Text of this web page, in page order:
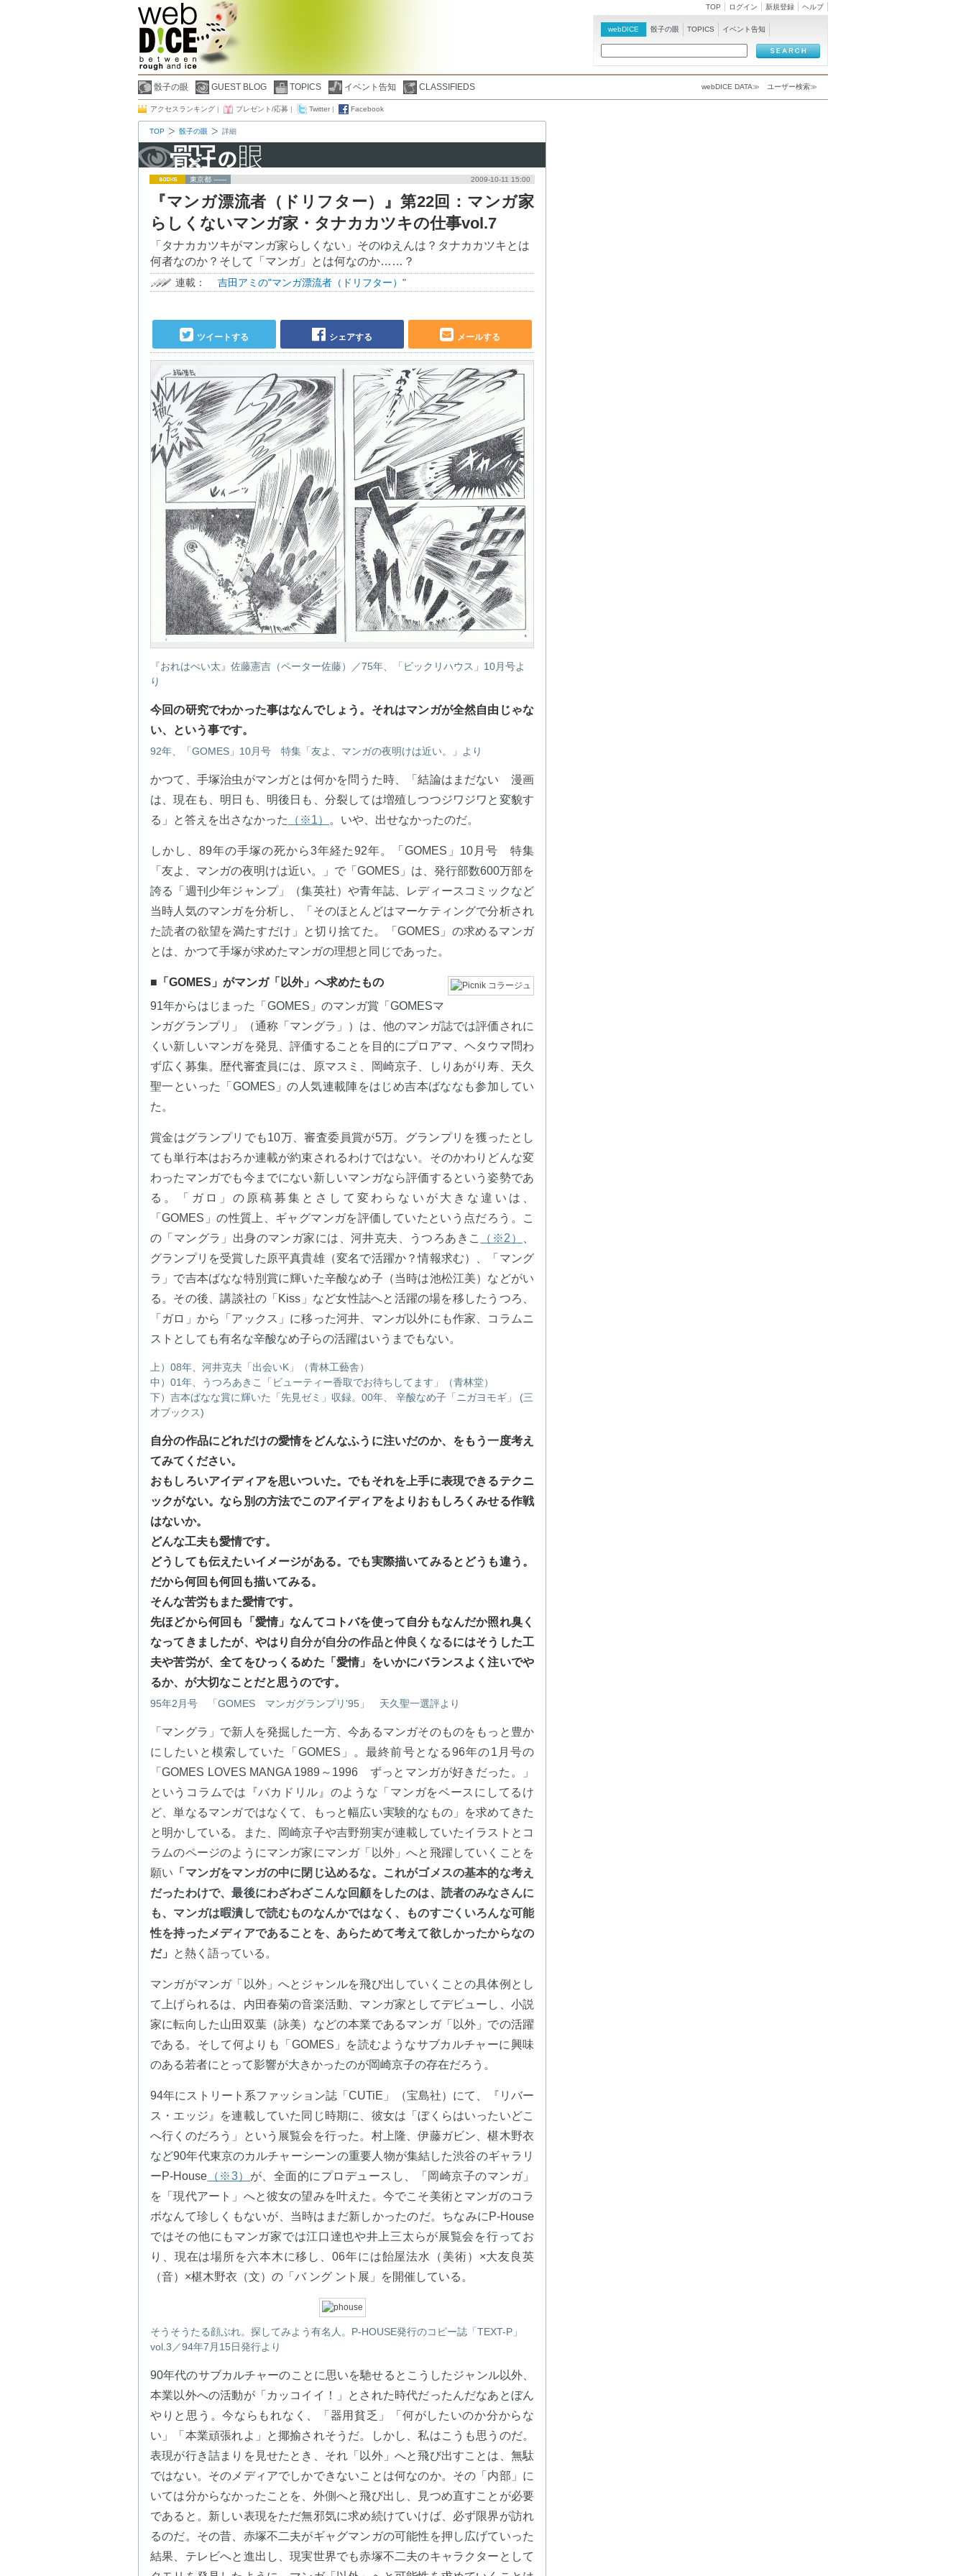
TOP ログイン 新規登録 ヘルプ
webDICE 骰子の眼 TOPICS イベント告知
骰子の眼 GUEST BLOG TOPICS イベント告知 CLASSIFIEDS ユーザー検索≫
webDICE DATA≫
アクセスランキング | プレゼント/応募 | Twitter | Facebook
TOP 骰子の眼 詳細
東京都 ------ 2009-10-11 15:00
『マンガ漂流者（ドリフター）』第22回：マンガ家
らしくないマンガ家・タナカカツキの仕事vol.7
「タナカカツキがマンガ家らしくない」そのゆえんは？タナカカツキとは
何者なのか？そして「マンガ」とは何なのか……？
連載： 吉田アミの"マンガ漂流者（ドリフター）"
ツイートする シェアする メールする
『おれはぺい太』佐藤憲吉（ペーター佐藤）／75年、「ビックリハウス」10月号よ
り
今回の研究でわかった事はなんでしょう。それはマンガが全然自由じゃな
い、という事です。
92年、「GOMES」10月号 特集「友よ、マンガの夜明けは近い。」より
かつて、手塚治虫がマンガとは何かを問うた時、「結論はまだない 漫画
は、現在も、明日も、明後日も、分裂しては増殖しつつジワジワと変貌す
る」と答えを出さなかった
（※1） 。いや、出せなかったのだ。
しかし、89年の手塚の死から3年経た92年。「GOMES」10月号 特集
「友よ、マンガの夜明けは近い。」で「GOMES」は、発行部数600万部を
誇る「週刊少年ジャンプ」（集英社）や青年誌、レディースコミックなど
当時人気のマンガを分析し、「そのほとんどはマーケティングで分析され
た読者の欲望を満たすだけ」と切り捨てた。「GOMES」の求めるマンガ
とは、かつて手塚が求めたマンガの理想と同じであった。
■「GOMES」がマンガ「以外」へ求めたもの
91年からはじまった「GOMES」のマンガ賞「GOMESマ
ンガグランプリ」（通称「マングラ」）は、他のマンガ誌では評価されに
くい新しいマンガを発見、評価することを目的にプロアマ、ヘタウマ問わ
ず広く募集。歴代審査員には、原マスミ、岡崎京子、しりあがり寿、天久
聖一といった「GOMES」の人気連載陣をはじめ吉本ばななも参加してい
た。
賞金はグランプリでも10万、審査委員賞が5万。グランプリを獲ったとし
ても単行本はおろか連載が約束されるわけではない。そのかわりどんな変
わったマンガでも今までにない新しいマンガなら評価するという姿勢であ
る。「ガロ」の原稿募集とさして変わらないが大きな違いは、
「GOMES」の性質上、ギャグマンガを評価していたという点だろう。こ
の「マングラ」出身のマンガ家には、河井克夫、うつろあきこ
（※2）
グランプリを受賞した原平真貴雄（変名で活躍か？情報求む）、「マング
ラ」で吉本ばなな特別賞に輝いた辛酸なめ子（当時は池松江美）などがい
る。その後、講談社の「Kiss」など女性誌へと活躍の場を移したうつろ、
「ガロ」から「アックス」に移った河井、マンガ以外にも作家、コラムニ
ストとしても有名な辛酸なめ子らの活躍はいうまでもない。
上）08年、河井克夫「出会いK」（青林工藝舎）
中）01年、うつろあきこ「ビューティー香取でお待ちしてます」（青林堂）
下）吉本ばなな賞に輝いた「先見ゼミ」収録。00年、 辛酸なめ子「ニガヨモギ」 (三
才ブックス)
自分の作品にどれだけの愛情をどんなふうに注いだのか、をもう一度考え
てみてください。
おもしろいアイディアを思いついた。でもそれを上手に表現できるテクニ
ックがない。なら別の方法でこのアイディアをよりおもしろくみせる作戦
はないか。
どんな工夫も愛情です。
どうしても伝えたいイメージがある。でも実際描いてみるとどうも違う。
だから何回も何回も描いてみる。
そんな苦労もまた愛情です。
先ほどから何回も「愛情」なんてコトバを使って自分もなんだか照れ臭く
なってきましたが、やはり 自分が自分の作品と仲良くなるにはそうした工
夫や苦労が、全てをひっくるめた「愛情」をいかにバランスよく注いでや
るか、が大切なことだと思うのです。
95年2月号 「GOMES マンガグランプリ'95」 天久聖一選評より
「マングラ」で新人を発掘した一方、今あるマンガそのものをもっと豊か
にしたいと模索していた「GOMES」。最終前号となる96年の1月号の
「GOMES LOVES MANGA 1989～1996 ずっとマンガが好きだった。」
というコラムでは『バカドリル』のような「マンガをベースにしてるけ
ど、単なるマンガではなくて、もっと幅広い実験的なもの」を求めてきた
と明かしている。また、岡崎京子や吉野朔実が連載していたイラストとコ
ラムのページのようにマンガ家にマンガ「以外」へと飛躍していくことを
願い 「マンガをマンガの中に閉じ込めるな。これがゴメスの基本的な考え
だったわけで、最後にわざわざこんな回顧をしたのは、読者のみなさんに
も、マンガは暇潰しで読むものなんかではなく、ものすごくいろんな可能
性を持ったメディアであることを、あらためて考えて欲しかったからなの
だ」
と熱く語っている。
マンガがマンガ「以外」へとジャンルを飛び出していくことの具体例とし
て上げられるは、内田春菊の音楽活動、マンガ家としてデビューし、小説
家に転向した山田双葉（詠美）などの本業であるマンガ「以外」での活躍
である。そして何よりも「GOMES」を読むようなサブカルチャーに興味
のある若者にとって影響が大きかったのが岡崎京子の存在だろう。
94年にストリート系ファッション誌「CUTiE」（宝島社）にて、『リバー
ス・エッジ』を連載していた同じ時期に、彼女は「ぼくらはいったいどこ
へ行くのだろう」という展覧会を行った。村上隆、伊藤ガビン、椹木野衣
など90年代東京のカルチャーシーンの重要人物が集結した渋谷のギャラリ
ーP-House （※3） が、全面的にプロデュースし、「岡崎京子のマンガ」
を「現代アート」へと彼女の望みを叶えた。今でこそ美術とマンガのコラ
ボなんて珍しくもないが、当時はまだ新しかったのだ。ちなみにP-House
ではその他にもマンガ家では江口達也や井上三太らが展覧会を行ってお
り、現在は場所を六本木に移し、06年には飴屋法水（美術）×大友良英
（音）×椹木野衣（文）の「バ ング ント展」を開催している。
そうそうたる顔ぶれ。探してみよう有名人。P-HOUSE発行のコピー誌「TEXT-P」
vol.3／94年7月15日発行より
90年代のサブカルチャーのことに思いを馳せるとこうしたジャンル以外、
本業以外への活動が「カッコイイ！」とされた時代だったんだなあとぼん
やりと思う。今ならもれなく、「器用貧乏」「何がしたいのか分からな
い」「本業頑張れよ」と揶揄されそうだ。しかし、私はこうも思うのだ。
表現が行き詰まりを見せたとき、それ「以外」へと飛び出すことは、無駄
ではない。そのメディアでしかできないことは何なのか。その「内部」に
いては分からなかったことを、外側へと飛び出し、見つめ直すことが必要
であると。新しい表現をただ無邪気に求め続けていけば、必ず限界が訪れ
るのだ。その昔、赤塚不二夫がギャグマンガの可能性を押し広げていった
結果、テレビへと進出し、現実世界でも赤塚不二夫のキャラクターとして